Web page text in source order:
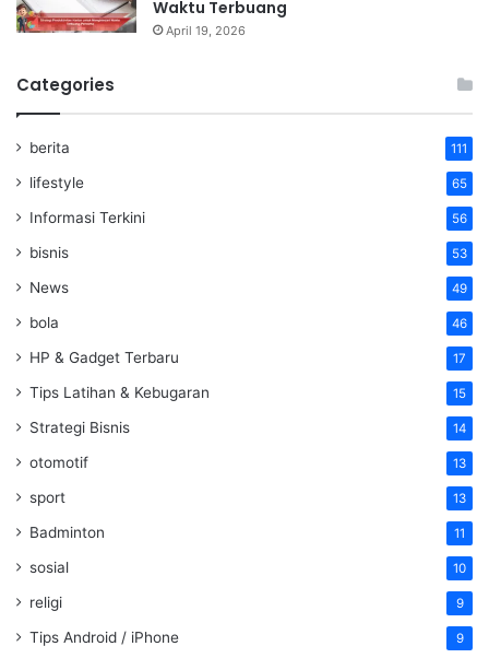
Waktu Terbuang
April 19, 2026
Categories
berita 111
lifestyle 65
Informasi Terkini 56
bisnis 53
News 49
bola 46
HP & Gadget Terbaru 17
Tips Latihan & Kebugaran 15
Strategi Bisnis 14
otomotif 13
sport 13
Badminton 11
sosial 10
religi 9
Tips Android / iPhone 9